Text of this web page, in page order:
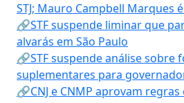
STJ; Mauro Campbell Marques
🔗STF suspende liminar que
alvarás em São Paulo
🔗STF suspende análise sobre
suplementares para
🔗CNJ e CNMP aprovam